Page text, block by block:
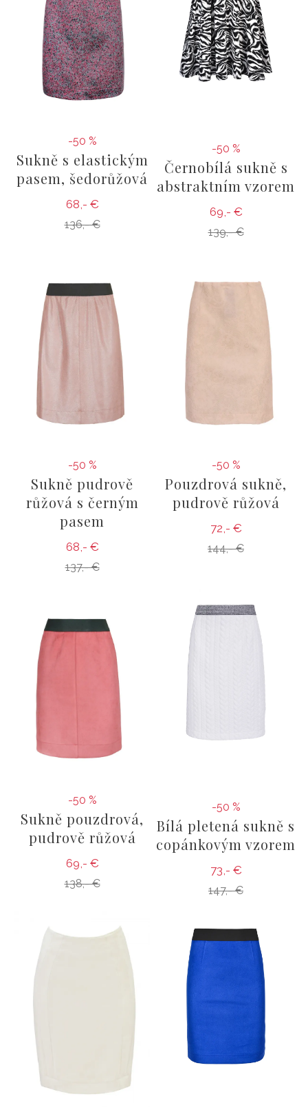
-50 %
Sukně s elastickým
pasem, šedorůžová
68,- €
136,- €
-50 %
Černobílá sukně s
abstraktním vzorem
69,- €
139,- €
-50 %
Sukně pudrově
růžová s černým
pasem
68,- €
137,- €
-50 %
Pouzdrová sukně,
pudrově růžová
72,- €
144,- €
-50 %
Sukně pouzdrová,
pudrově růžová
69,- €
138,- €
-50 %
Bílá pletená sukně s
copánkovým vzorem
73,- €
147,- €